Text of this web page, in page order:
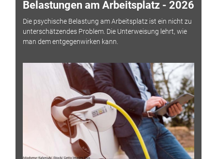
Belastungen am Arbeitsplatz - 2026
Die psychische Belastung am Arbeitsplatz ist ein nicht zu
unterschätzendes Problem. Die Unterweisung lehrt, wie
man dem entgegenwirken kann.